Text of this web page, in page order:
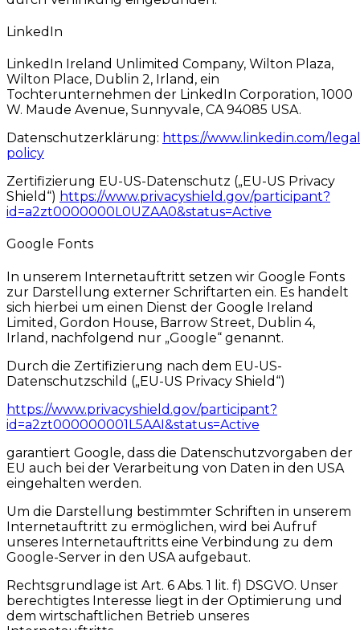
LinkedIn
LinkedIn Ireland Unlimited Company, Wilton Plaza,
Wilton Place, Dublin 2, Irland, ein
Tochterunternehmen der LinkedIn Corporation, 1000
W. Maude Avenue, Sunnyvale, CA 94085 USA.
Datenschutzerklärung: https://www.linkedin.com/
policy
Zertifizierung EU-US-Datenschutz („EU-US Privacy
Shield“) https://www.privacyshield.gov/participant?
id=a2zt0000000L0UZAA0&status=Active
Google Fonts
In unserem Internetauftritt setzen wir Google Fonts
zur Darstellung externer Schriftarten ein. Es handelt
sich hierbei um einen Dienst der Google Ireland
Limited, Gordon House, Barrow Street, Dublin 4,
Irland, nachfolgend nur „Google“ genannt.
Durch die Zertifizierung nach dem EU-US-
Datenschutzschild („EU-US Privacy Shield“)
https://www.privacyshield.gov/participant?
id=a2zt000000001L5AAI&status=Active
garantiert Google, dass die Datenschutzvorgaben der
EU auch bei der Verarbeitung von Daten in den USA
eingehalten werden.
Um die Darstellung bestimmter Schriften in unserem
Internetauftritt zu ermöglichen, wird bei Aufruf
unseres Internetauftritts eine Verbindung zu dem
Google-Server in den USA aufgebaut.
Rechtsgrundlage ist Art. 6 Abs. 1 lit. f) DSGVO. Unser
berechtigtes Interesse liegt in der Optimierung und
dem wirtschaftlichen Betrieb unseres